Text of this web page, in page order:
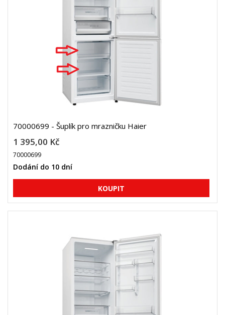
70000699 - Šuplík pro mrazničku Haier
1 395,00 Kč
70000699
Dodání do 10 dní